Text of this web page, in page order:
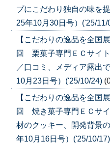
プにこだわり独自の味を
25年10月30日号）('25/11/
【こだわりの逸品を全国
回 栗菓子専門ＥＣサイ
／口コミ、メディア露出
10月23日号）('25/10/24)
【こだわりの逸品を全国
回 焼き菓子専門ＥＣサ
材のクッキー、開発背景
年10月16日号）('25/10/17)